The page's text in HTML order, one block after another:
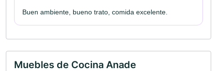
Buen ambiente, bueno trato, comida excelente.
Muebles de Cocina Anade